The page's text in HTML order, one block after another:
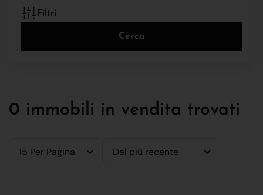
Filtri
Cerca
0 immobili in vendita trovati
15 Per Pagina Dal più recente